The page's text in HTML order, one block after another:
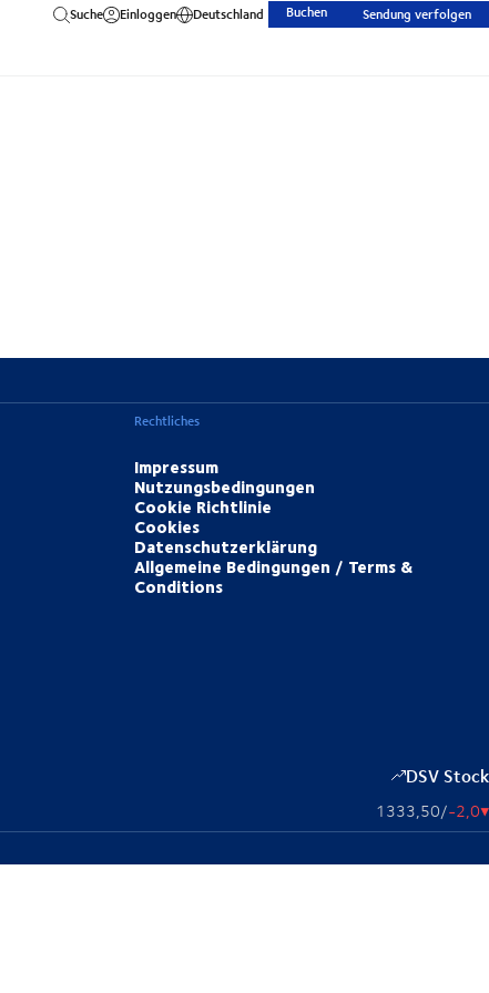
Suche Einloggen Deutschland Buchen Sendung verfolgen
Rechtliches
Impressum
Nutzungsbedingungen
Cookie Richtlinie
Cookies
Datenschutzerklärung
Allgemeine Bedingungen / Terms &
Conditions
DSV Stock
1333,50/-2,0▴